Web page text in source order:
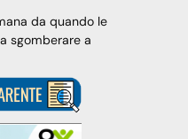
da quando le
sgomberare a